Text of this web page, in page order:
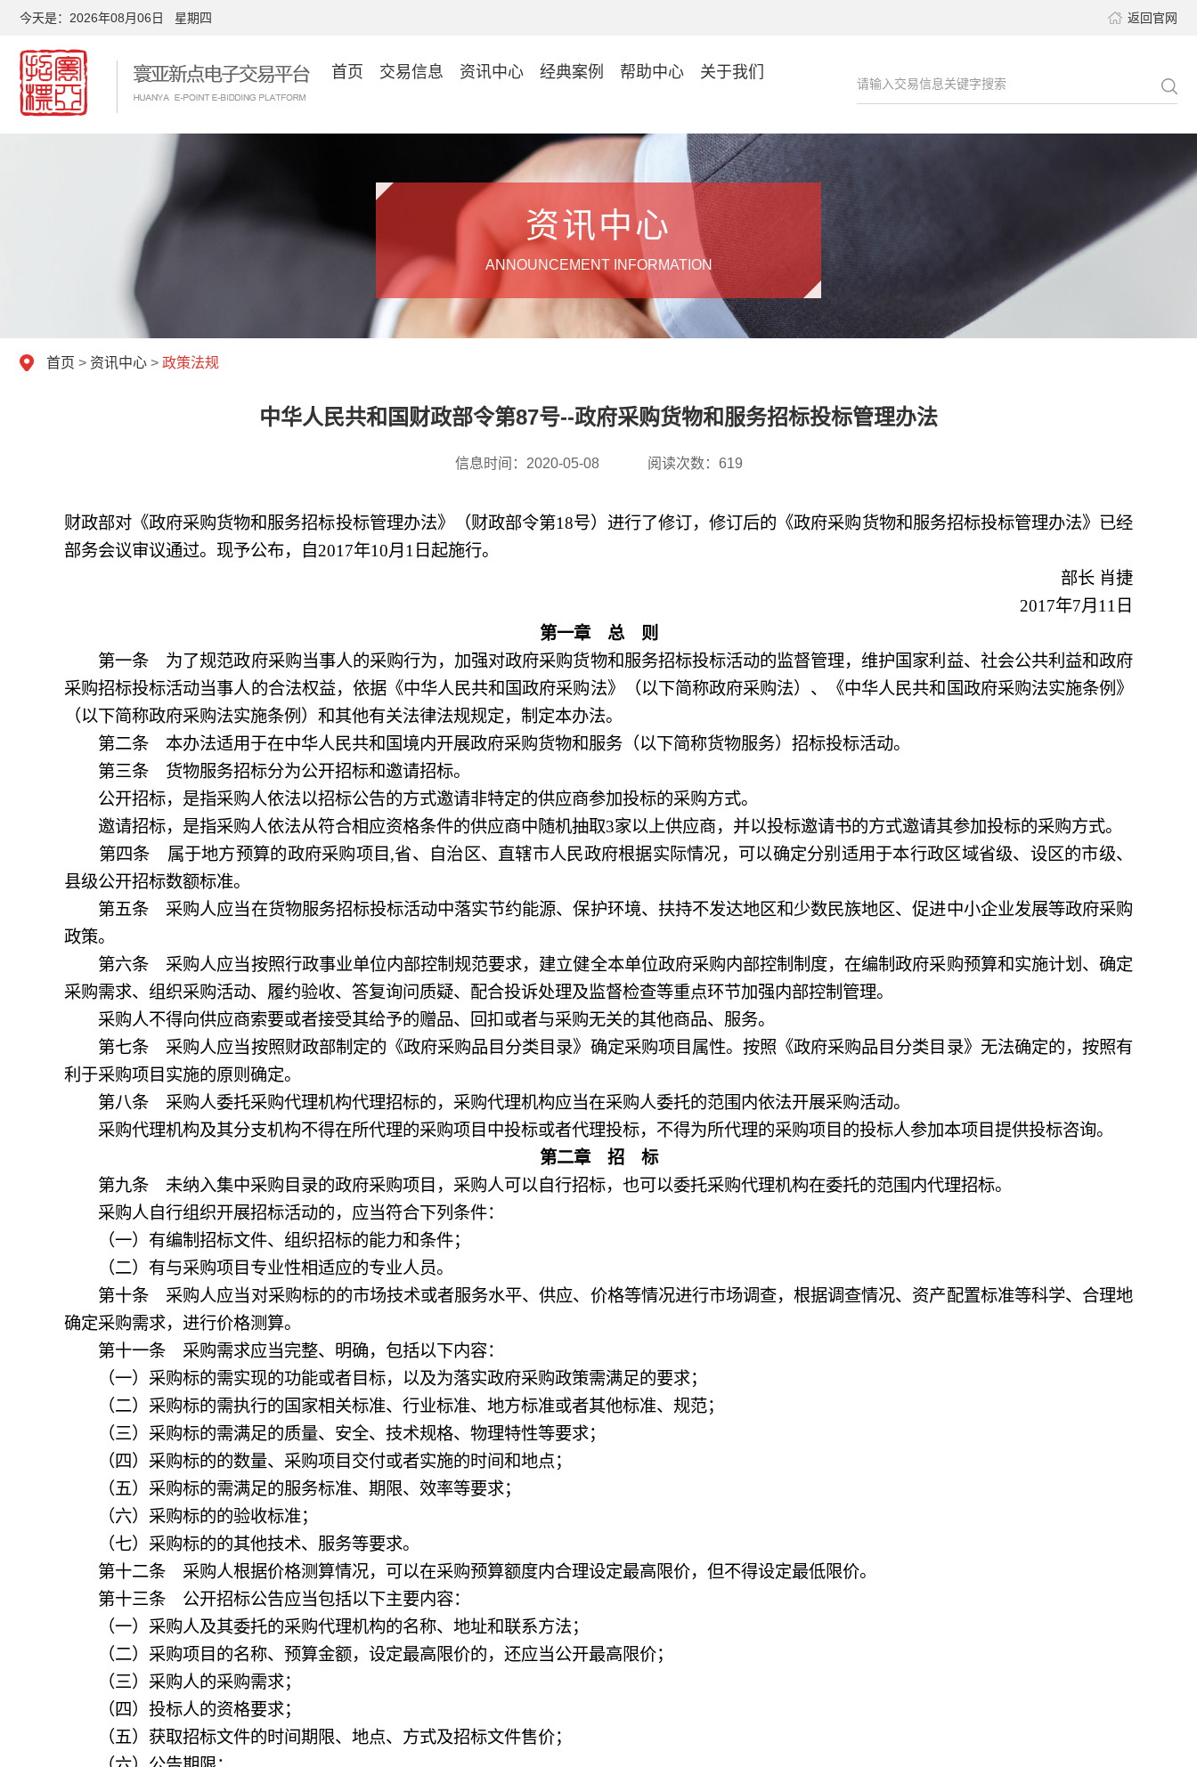
今天是： 2026年08月06日 星期四 返回官网
首页 交易信息 资讯中心 经典案例 帮助中心 关于我们
请输入交易信息关键字搜索
资讯中心
ANNOUNCEMENT INFORMATION
首页 > 资讯中心 > 政策法规
中华人民共和国财政部令第87号--政府采购货物和服务招标投标管理办法
信息时间：2020-05-08 阅读次数： 619
财政部对《政府采购货物和服务招标投标管理办法》（财政部令第18号）进行了修订，修订后的《政府采购货物和服务招标投标管理办法》已经
部务会议审议通过。现予公布，自 2017年10月 1 日起施行。
部长 肖捷
2017年7月 11 日
第一章 总 则
第一条 为了规范政府采购当事人的采购行为，加强对政府采购货物和服务招标投标活动的监督管理，维护国家利益、社会公共利益和政府
采购招标投标活动当事人的合法权益，依据《中华人民共和国政府采购法》（以下简称政府采购法）、《中华人民共和国政府采购法实施条例》
（以下简称政府采购法实施条例）和其他有关法律法规规定，制定本办法。
第二条 本办法适用于在中华人民共和国境内开展政府采购货物和服务（以下简称货物服务）招标投标活动。
第三条 货物服务招标分为公开招标和邀请招标。
公开招标，是指采购人依法以招标公告的方式邀请非特定的供应商参加投标的采购方式。
邀请招标，是指采购人依法从符合相应资格条件的供应商中随机抽取3家以上供应商，并以投标邀请书的方式邀请其参加投标的采购方式。
第四条 属于地方预算的政府采购项目 ,省、自治区、直辖市人民政府根据实际情况，可以确定分别适用于本行政区域省级、设区的市级、
县级公开招标数额标准。
第五条 采购人应当在货物服务招标投标活动中落实节约能源、保护环境、扶持不发达地区和少数民族地区、促进中小企业发展等政府采购
政策。
第六条 采购人应当按照行政事业单位内部控制规范要求，建立健全本单位政府采购内部控制制度，在编制政府采购预算和实施计划、确定
采购需求、组织采购活动、履约验收、答复询问质疑、配合投诉处理及监督检查等重点环节加强内部控制管理。
采购人不得向供应商索要或者接受其给予的赠品、回扣或者与采购无关的其他商品、服务。
第七条 采购人应当按照财政部制定的《政府采购品目分类目录》确定采购项目属性。按照《政府采购品目分类目录》无法确定的，按照有
利于采购项目实施的原则确定。
第八条 采购人委托采购代理机构代理招标的，采购代理机构应当在采购人委托的范围内依法开展采购活动。
采购代理机构及其分支机构不得在所代理的采购项目中投标或者代理投标，不得为所代理的采购项目的投标人参加本项目提供投标咨询。
第二章 招 标
第九条 未纳入集中采购目录的政府采购项目，采购人可以自行招标，也可以委托采购代理机构在委托的范围内代理招标。
采购人自行组织开展招标活动的，应当符合下列条件：
（一）有编制招标文件、组织招标的能力和条件；
（二）有与采购项目专业性相适应的专业人员。
第十条 采购人应当对采购标的的市场技术或者服务水平、供应、价格等情况进行市场调查，根据调查情况、资产配置标准等科学、合理地
确定采购需求，进行价格测算。
第十一条 采购需求应当完整、明确，包括以下内容：
（一）采购标的需实现的功能或者目标，以及为落实政府采购政策需满足的要求；
（二）采购标的需执行的国家相关标准、行业标准、地方标准或者其他标准、规范；
（三）采购标的需满足的质量、安全、技术规格、物理特性等要求；
（四）采购标的的数量、采购项目交付或者实施的时间和地点；
（五）采购标的需满足的服务标准、期限、效率等要求；
（六）采购标的的验收标准；
（七）采购标的的其他技术、服务等要求。
第十二条 采购人根据价格测算情况，可以在采购预算额度内合理设定最高限价，但不得设定最低限价。
第十三条 公开招标公告应当包括以下主要内容：
（一）采购人及其委托的采购代理机构的名称、地址和联系方法；
（二）采购项目的名称、预算金额，设定最高限价的，还应当公开最高限价；
（三）采购人的采购需求；
（四）投标人的资格要求；
（五）获取招标文件的时间期限、地点、方式及招标文件售价；